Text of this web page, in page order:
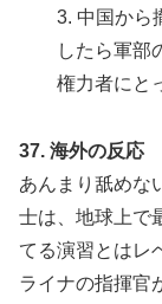
3. 中国から
したら軍部
権力者にと
37. 海外の反応
あんまり舐めな
士は、地球上で
てる演習とはレ
ライナの指揮官